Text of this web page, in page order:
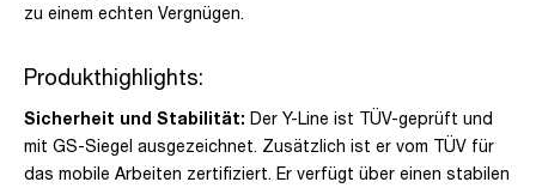
zu einem echten Vergnügen.
Produkthighlights:
Sicherheit und Stabilität: Der Y-Line ist TÜV-geprüft und
mit GS-Siegel ausgezeichnet. Zusätzlich ist er vom TÜV für
das mobile Arbeiten zertifiziert. Er verfügt über einen stabilen